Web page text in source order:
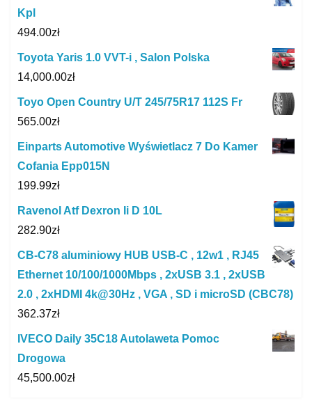
Kpl
494.00zł
Toyota Yaris 1.0 VVT-i , Salon Polska
14,000.00zł
Toyo Open Country U/T 245/75R17 112S Fr
565.00zł
Einparts Automotive Wyświetlacz 7 Do Kamer
Cofania Epp015N
199.99zł
Ravenol Atf Dexron Ii D 10L
282.90zł
CB-C78 aluminiowy HUB USB-C , 12w1 , RJ45
Ethernet 10/100/1000Mbps , 2xUSB 3.1 , 2xUSB
2.0 , 2xHDMI 4k@30Hz , VGA , SD i microSD (CBC78)
362.37zł
IVECO Daily 35C18 Autolaweta Pomoc
Drogowa
45,500.00zł